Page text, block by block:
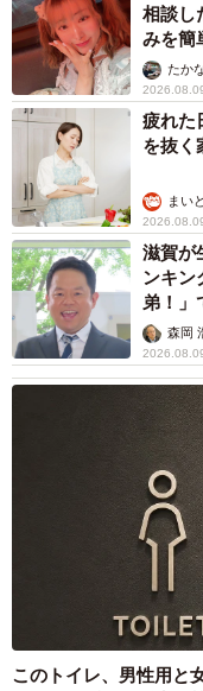
相談し
みを簡
ャスト
たか
疲れた
を抜く
まい
滋賀が
ンキ
弟！」
森岡
このトイレ、男性用と